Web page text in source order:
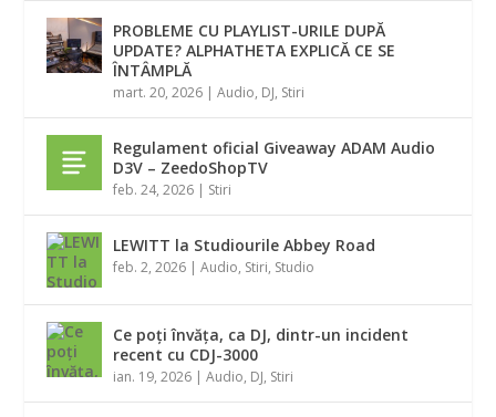
PROBLEME CU PLAYLIST-URILE DUPĂ
UPDATE? ALPHATHETA EXPLICĂ CE SE
ÎNTÂMPLĂ
mart. 20, 2026 |Audio, DJ, Stiri
Regulament oficial Giveaway ADAM Audio
D3V – ZeedoShopTV
feb. 24, 2026 | Stiri
LEWITT la Studiourile Abbey Road
feb. 2, 2026 |Audio, Stiri, Studio
Ce poți învăța, ca DJ, dintr-un incident
recent cu CDJ-3000
ian. 19, 2026 |Audio, DJ, Stiri